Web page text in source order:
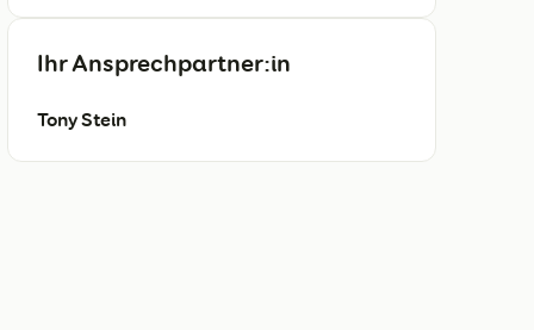
Ihr Ansprechpartner:in
Tony Stein